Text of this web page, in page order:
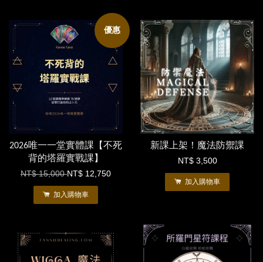
優惠
2026唯一一堂實體課【不死
背的塔羅實戰課】
NT$ 15,000NT$ 12,750
加入購物車
新課上架！魔法防禦課
NT$ 3,500
加入購物車